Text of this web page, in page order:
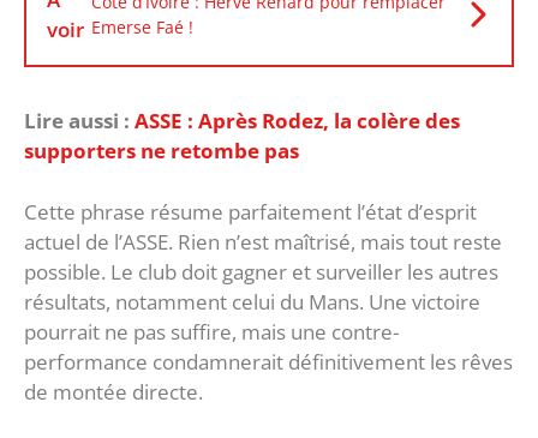
voir Emerse Faé !
Lire aussi : ASSE : Après Rodez, la colère des
supporters ne retombe pas
‎Cette phrase résume parfaitement l’état d’esprit
actuel de l’ASSE. Rien n’est maîtrisé, mais tout reste
possible. Le club doit gagner et surveiller les autres
résultats, notamment celui du Mans. Une victoire
pourrait ne pas suffire, mais une contre-
performance condamnerait définitivement les rêves
de montée directe.